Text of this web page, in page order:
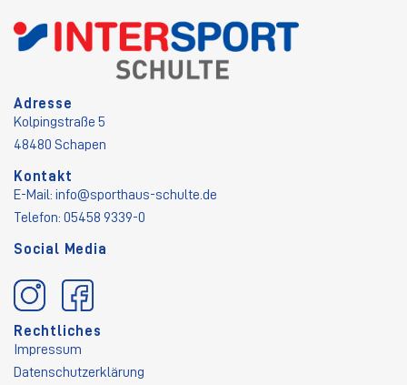
Adresse
Kolpingstraße 5
48480 Schapen
Kontakt
E-Mail: info@sporthaus-schulte.de
Telefon: 05458 9339-0
Social Media
Rechtliches
Impressum
Datenschutzerklärung